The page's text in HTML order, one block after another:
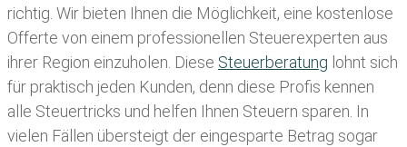
richtig. Wir bieten Ihnen die Möglichkeit, eine kostenlose
Offerte von einem professionellen Steuerexperten aus
ihrer Region einzuholen. Diese Steuerberatung lohnt sich
für praktisch jeden Kunden, denn diese Profis kennen
alle Steuertricks und helfen Ihnen Steuern sparen. In
vielen Fällen übersteigt der eingesparte Betrag sogar